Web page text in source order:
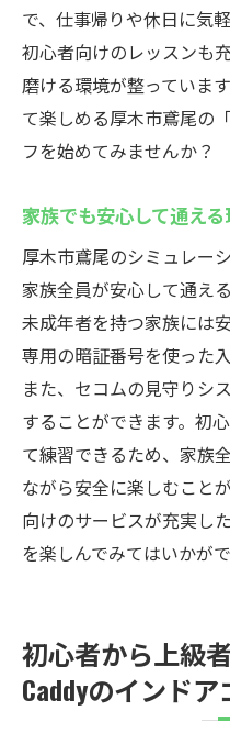
で、仕事帰りや休日に気
初心者向けのレッスンも
磨ける環境が整っていま
て楽しめる厚木市鳶尾の
フを始めてみませんか？
家族でも安心して通え
厚木市鳶尾のシミュレー
家族全員が安心して通え
未成年者を持つ家族には
専用の暗証番号を使った
また、セコムの見守りシ
することができます。初
て練習できるため、家族
ながら安全に楽しむこと
向けのサービスが充実し
を楽しんでみてはいかが
初心者から上級
Caddyのインド